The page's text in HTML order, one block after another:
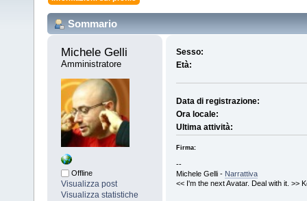
Sommario
Michele Gelli
Amministratore
Offline
Visualizza post
Visualizza statistiche
Sesso:
Età:
Data di registrazione:
Ora locale:
Ultima attività:
Firma:
--
Michele Gelli - Narrattiva
<< I'm the next Avatar. Deal with it. >>